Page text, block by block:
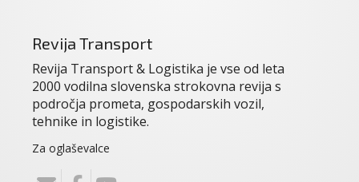
Revija Transport
Revija Transport & Logistika je vse od leta
2000 vodilna slovenska strokovna revija s
področja prometa, gospodarskih vozil,
tehnike in logistike.
Za oglaševalce